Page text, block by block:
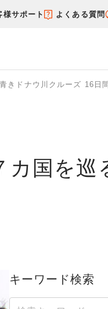
様サポート よくある質問
きドナウ川クルーズ 16日
国を巡
キーワード検索